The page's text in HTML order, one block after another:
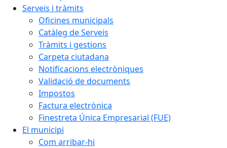
Serveis i tràmits
Oficines municipals
Catàleg de Serveis
Tràmits i gestions
Carpeta ciutadana
Notificacions electròniques
Validació de documents
Impostos
Factura electrònica
Finestreta Única Empresarial (FUE)
El municipi
Com arribar-hi